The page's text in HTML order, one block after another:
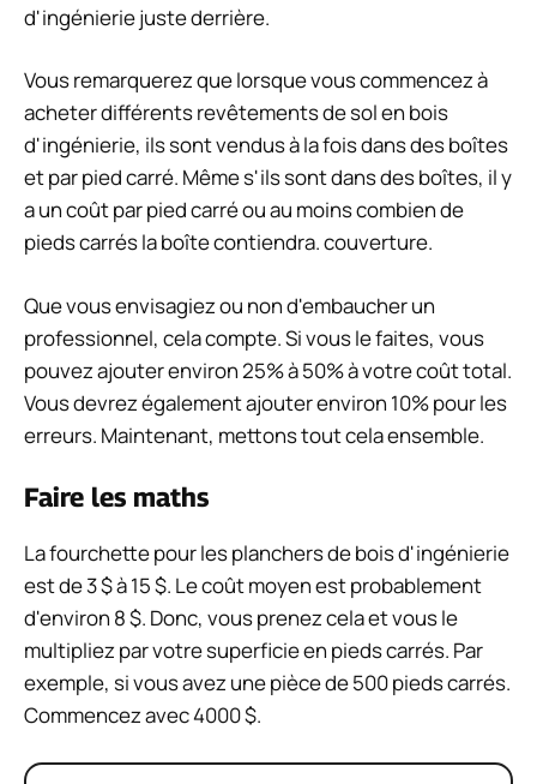
d'ingénierie juste derrière.
Vous remarquerez que lorsque vous commencez à
acheter différents revêtements de sol en bois
d'ingénierie, ils sont vendus à la fois dans des boîtes
et par pied carré. Même s'ils sont dans des boîtes, il y
a un coût par pied carré ou au moins combien de
pieds carrés la boîte contiendra. couverture.
Que vous envisagiez ou non d'embaucher un
professionnel, cela compte. Si vous le faites, vous
pouvez ajouter environ 25% à 50% à votre coût total.
Vous devrez également ajouter environ 10% pour les
erreurs. Maintenant, mettons tout cela ensemble.
Faire les maths
La fourchette pour les planchers de bois d'ingénierie
est de 3 $ à 15 $. Le coût moyen est probablement
d'environ 8 $. Donc, vous prenez cela et vous le
multipliez par votre superficie en pieds carrés. Par
exemple, si vous avez une pièce de 500 pieds carrés.
Commencez avec 4000 $.